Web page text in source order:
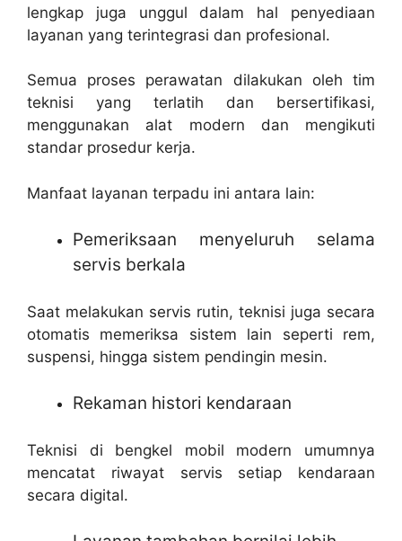
lengkap juga unggul dalam hal penyediaan
layanan yang terintegrasi dan profesional.
Semua proses perawatan dilakukan oleh tim
teknisi yang terlatih dan bersertifikasi,
menggunakan alat modern dan mengikuti
standar prosedur kerja.
Manfaat layanan terpadu ini antara lain:
Pemeriksaan menyeluruh selama
servis berkala
Saat melakukan servis rutin, teknisi juga secara
otomatis memeriksa sistem lain seperti rem,
suspensi, hingga sistem pendingin mesin.
Rekaman histori kendaraan
Teknisi di bengkel mobil modern umumnya
mencatat riwayat servis setiap kendaraan
secara digital.